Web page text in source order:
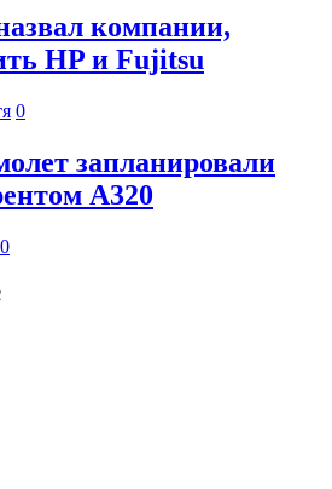
компании,
HP и Fujitsu
0
запланировали
А320
0